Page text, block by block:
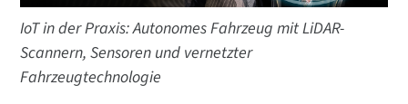
IoT in der Praxis: Autonomes Fahrzeug mit LiDAR-
Scannern, Sensoren und vernetzter
Fahrzeugtechnologie